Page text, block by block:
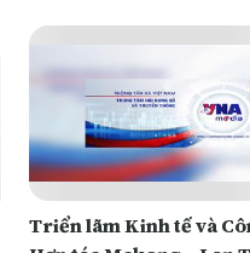
Triển lãm Kinh tế và